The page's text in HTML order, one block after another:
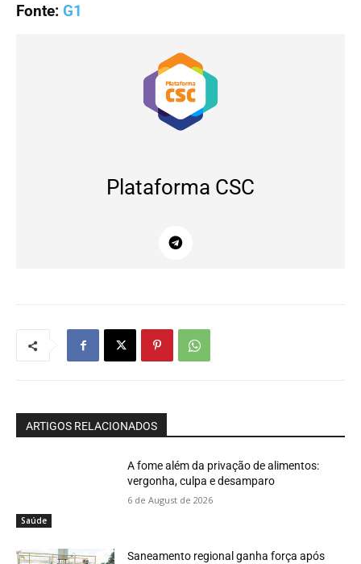
Fonte: G1
Plataforma CSC
ARTIGOS RELACIONADOS
Saúde
A fome além da privação de alimentos:
vergonha, culpa e desamparo
6 de August de 2026
Saneamento regional ganha força após